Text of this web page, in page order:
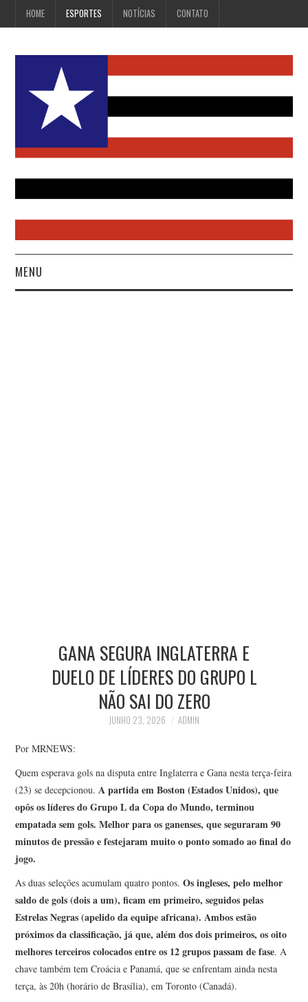
HOME ESPORTES NOTÍCIAS CONTATO
MENU
GANA SEGURA INGLATERRA E
DUELO DE LÍDERES DO GRUPO L
NÃO SAI DO ZERO
JUNHO 23, 2026 ADMIN
Por MRNEWS:
Quem esperava gols na disputa entre Inglaterra e Gana nesta terça-feira
(23) se decepcionou.A partida em Boston (Estados Unidos), que
opôs os líderes do Grupo L da Copa do Mundo, terminou
empatada sem gols. Melhor para os ganenses, que seguraram 90
minutos de pressão e festejaram muito o ponto somado ao final do
jogo.
As duas seleções acumulam quatro pontos.Os ingleses, pelo melhor
saldo de gols (dois a um), ficam em primeiro, seguidos pelas
Estrelas Negras (apelido da equipe africana). Ambos estão
próximos da classificação, já que, além dos dois primeiros, os oito
melhores terceiros colocados entre os 12 grupos passam de fase. A
chave também tem Croácia e Panamá, que se enfrentam ainda nesta
terça, às 20h (horário de Brasília), em Toronto (Canadá).